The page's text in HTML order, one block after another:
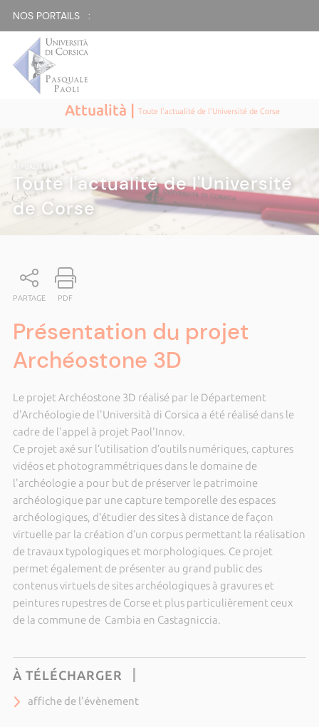
NOS PORTAILS :
Attualità |Toute l'actualité de l'Université de Corse
ATTUALITÀ|
Toute l'actualité de l'Université
de Corse
PARTAGE PDF
Présentation du projet
Archéostone 3D
Le projet Archéostone 3D réalisé par le Département
d'Archéologie de l'Università di Corsica a été réalisé dans le
cadre de l'appel à projet Paol'Innov.
Ce projet axé sur l’utilisation d’outils numériques, captures
vidéos et photogrammétriques dans le domaine de
l'archéologie a pour but de préserver le patrimoine
archéologique par une capture temporelle des espaces
archéologiques, d’étudier des sites à distance de façon
virtuelle par la création d’un corpus permettant la réalisation
de travaux typologiques et morphologiques. Ce projet
permet également de présenter au grand public des
contenus virtuels de sites archéologiques à gravures et
peintures rupestres de Corse et plus particulièrement ceux
de la commune de Cambia en Castagniccia.
À TÉLÉCHARGER
affiche de l'évènement